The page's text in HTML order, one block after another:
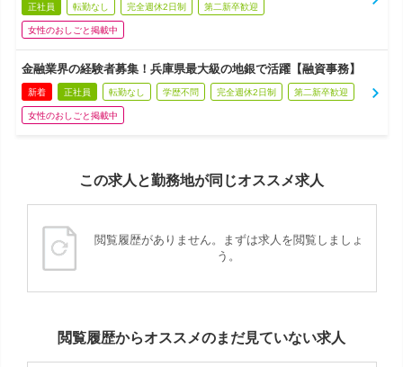
正社員 転勤なし 完全週休2日制 第二新卒歓迎
女性のおしごと掲載中
金融業界の経験者募集！兵庫県最大級の地銀で活躍【融資事務】
新着 正社員 転勤なし 学歴不問 完全週休2日制 第二新卒歓迎
女性のおしごと掲載中
この求人と勤務地が同じオススメ求人
閲覧履歴がありません。まずは求人を閲覧しましょ
う。
閲覧履歴からオススメのまだ見ていない求人